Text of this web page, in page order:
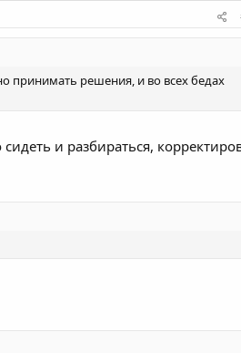
принимать решения, и во всех бедах
и разбираться,